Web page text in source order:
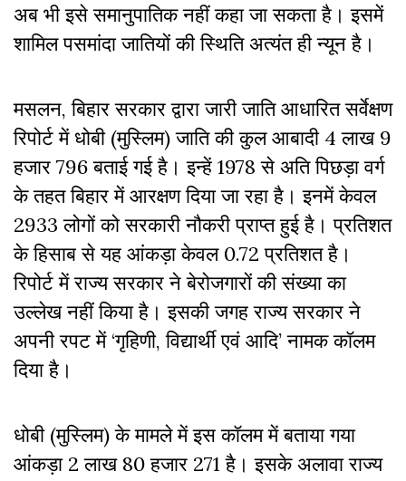
अब भी इसे समानुपातिक नहीं कहा जा सकता है। इसमें
शामिल पसमांदा जातियों की स्थिति अत्यंत ही न्यून है।
मसलन, बिहार सरकार द्वारा जारी जाति आधारित सर्वेक्षण
रिपोर्ट में धोबी (मुस्लिम) जाति की कुल आबादी 4 लाख 9
हजार 796 बताई गई है। इन्हें 1978 से अति पिछड़ा वर्ग
के तहत बिहार में आरक्षण दिया जा रहा है। इनमें केवल
2933 लोगों को सरकारी नौकरी प्राप्त हुई है। प्रतिशत
के हिसाब से यह आंकड़ा केवल 0.72 प्रतिशत है।
रिपोर्ट में राज्य सरकार ने बेरोजगारों की संख्या का
उल्लेख नहीं किया है। इसकी जगह राज्य सरकार ने
अपनी रपट में ‘गृहिणी, विद्यार्थी एवं आदि’ नामक कॉलम
दिया है।
धोबी (मुस्लिम) के मामले में इस कॉलम में बताया गया
आंकड़ा 2 लाख 80 हजार 271 है। इसके अलावा राज्य